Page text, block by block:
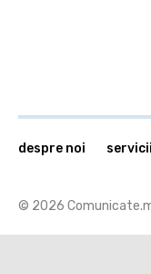
© 2026
despre noi servicii